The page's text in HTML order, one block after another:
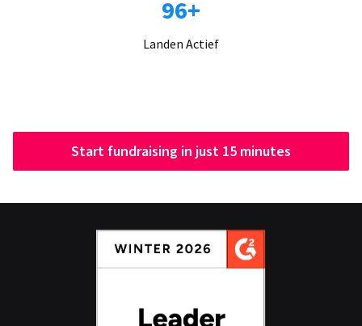
96+
Landen Actief
Start fundraising in just 15 minutes